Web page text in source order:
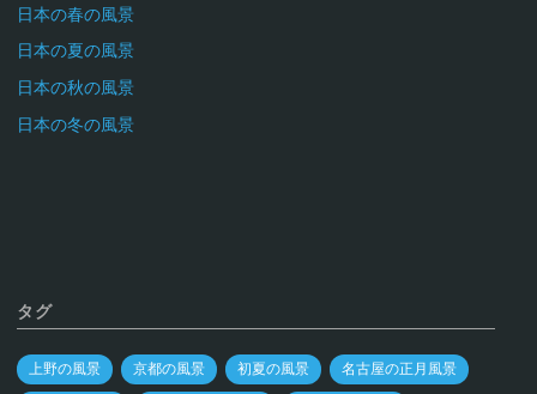
日本の春の風景
日本の夏の風景
日本の秋の風景
日本の冬の風景
タグ
上野の風景 京都の風景 初夏の風景 名古屋の正月風景